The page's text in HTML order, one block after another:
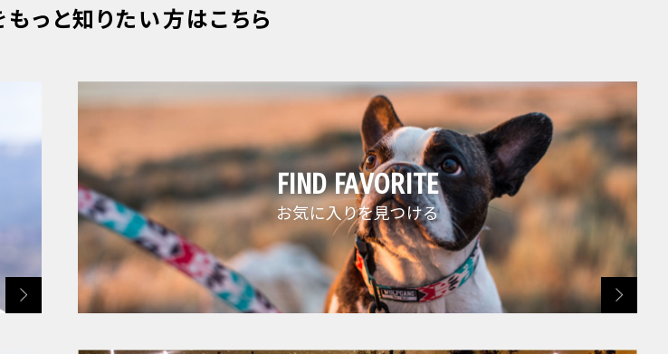
※使用上のご注意
っと知りたい方はこちら
FIND FAVORITE
お気に入りを見つける